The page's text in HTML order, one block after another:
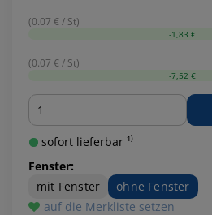
(0.07 € / St)
-1,83 €
(0.07 € / St)
-7,52 €
Menge
sofort lieferbar ¹⁾
Fenster:
mit Fenster
ohne Fenster
auf die Merkliste setzen